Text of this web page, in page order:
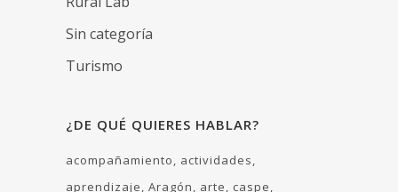
Sin categoría
Turismo
¿DE QUÉ QUIERES HABLAR?
acompañamiento
actividades
aprendizaje Aragón arte
caspe